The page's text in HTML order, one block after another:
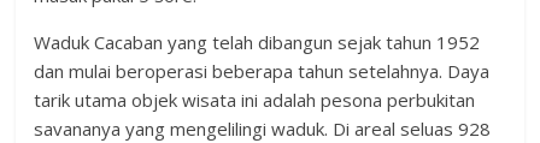
Waduk Cacaban yang telah dibangun sejak tahun 1952
dan mulai beroperasi beberapa tahun setelahnya. Daya
tarik utama objek wisata ini adalah pesona perbukitan
savananya yang mengelilingi waduk. Di areal seluas 928